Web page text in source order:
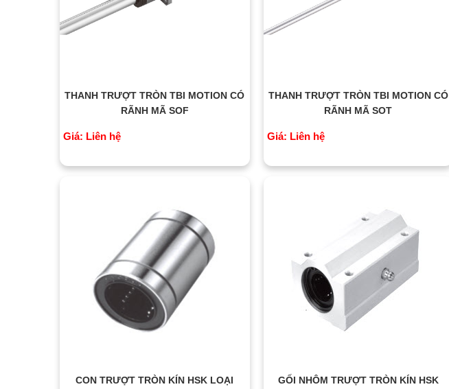
THANH TRƯỢT TRÒN TBI MOTION CÓ
RÃNH MÃ SOF
Giá: Liên hệ
THANH TRƯỢT TRÒN TBI MOTION CÓ
RÃNH MÃ SOT
Giá: Liên hệ
CON TRƯỢT TRÒN KÍN HSK LOẠI GỐI NHÔM TRƯỢT TRÒN KÍN HSK